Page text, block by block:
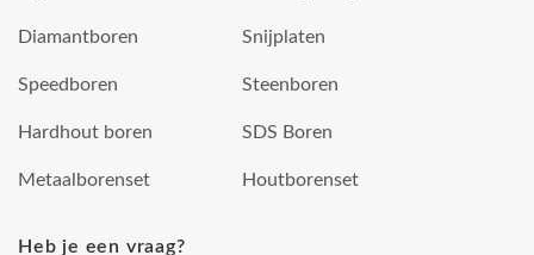
Diamantboren
Speedboren
Hardhout boren
Metaalborenset
Snijplaten
Steenboren
SDS Boren
Houtborenset
Heb je een vraag?